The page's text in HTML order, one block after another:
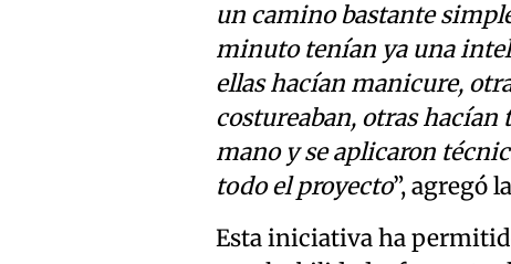
un camino bastante
minuto tenían ya una
ellas hacían manicure,
costureaban, otras hacían
mano y se aplicaron
todo el proyecto”, agregó
Esta iniciativa ha